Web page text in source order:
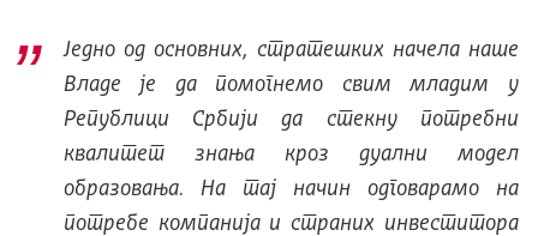
Једно од основних, стратешких начела наше
Владе је да помогнемо свим младим у
Републици Србији да стекну потребни
квалитет знања кроз дуални модел
образовања. На тај начин одговарамо на
потребе компанија и страних инвеститора